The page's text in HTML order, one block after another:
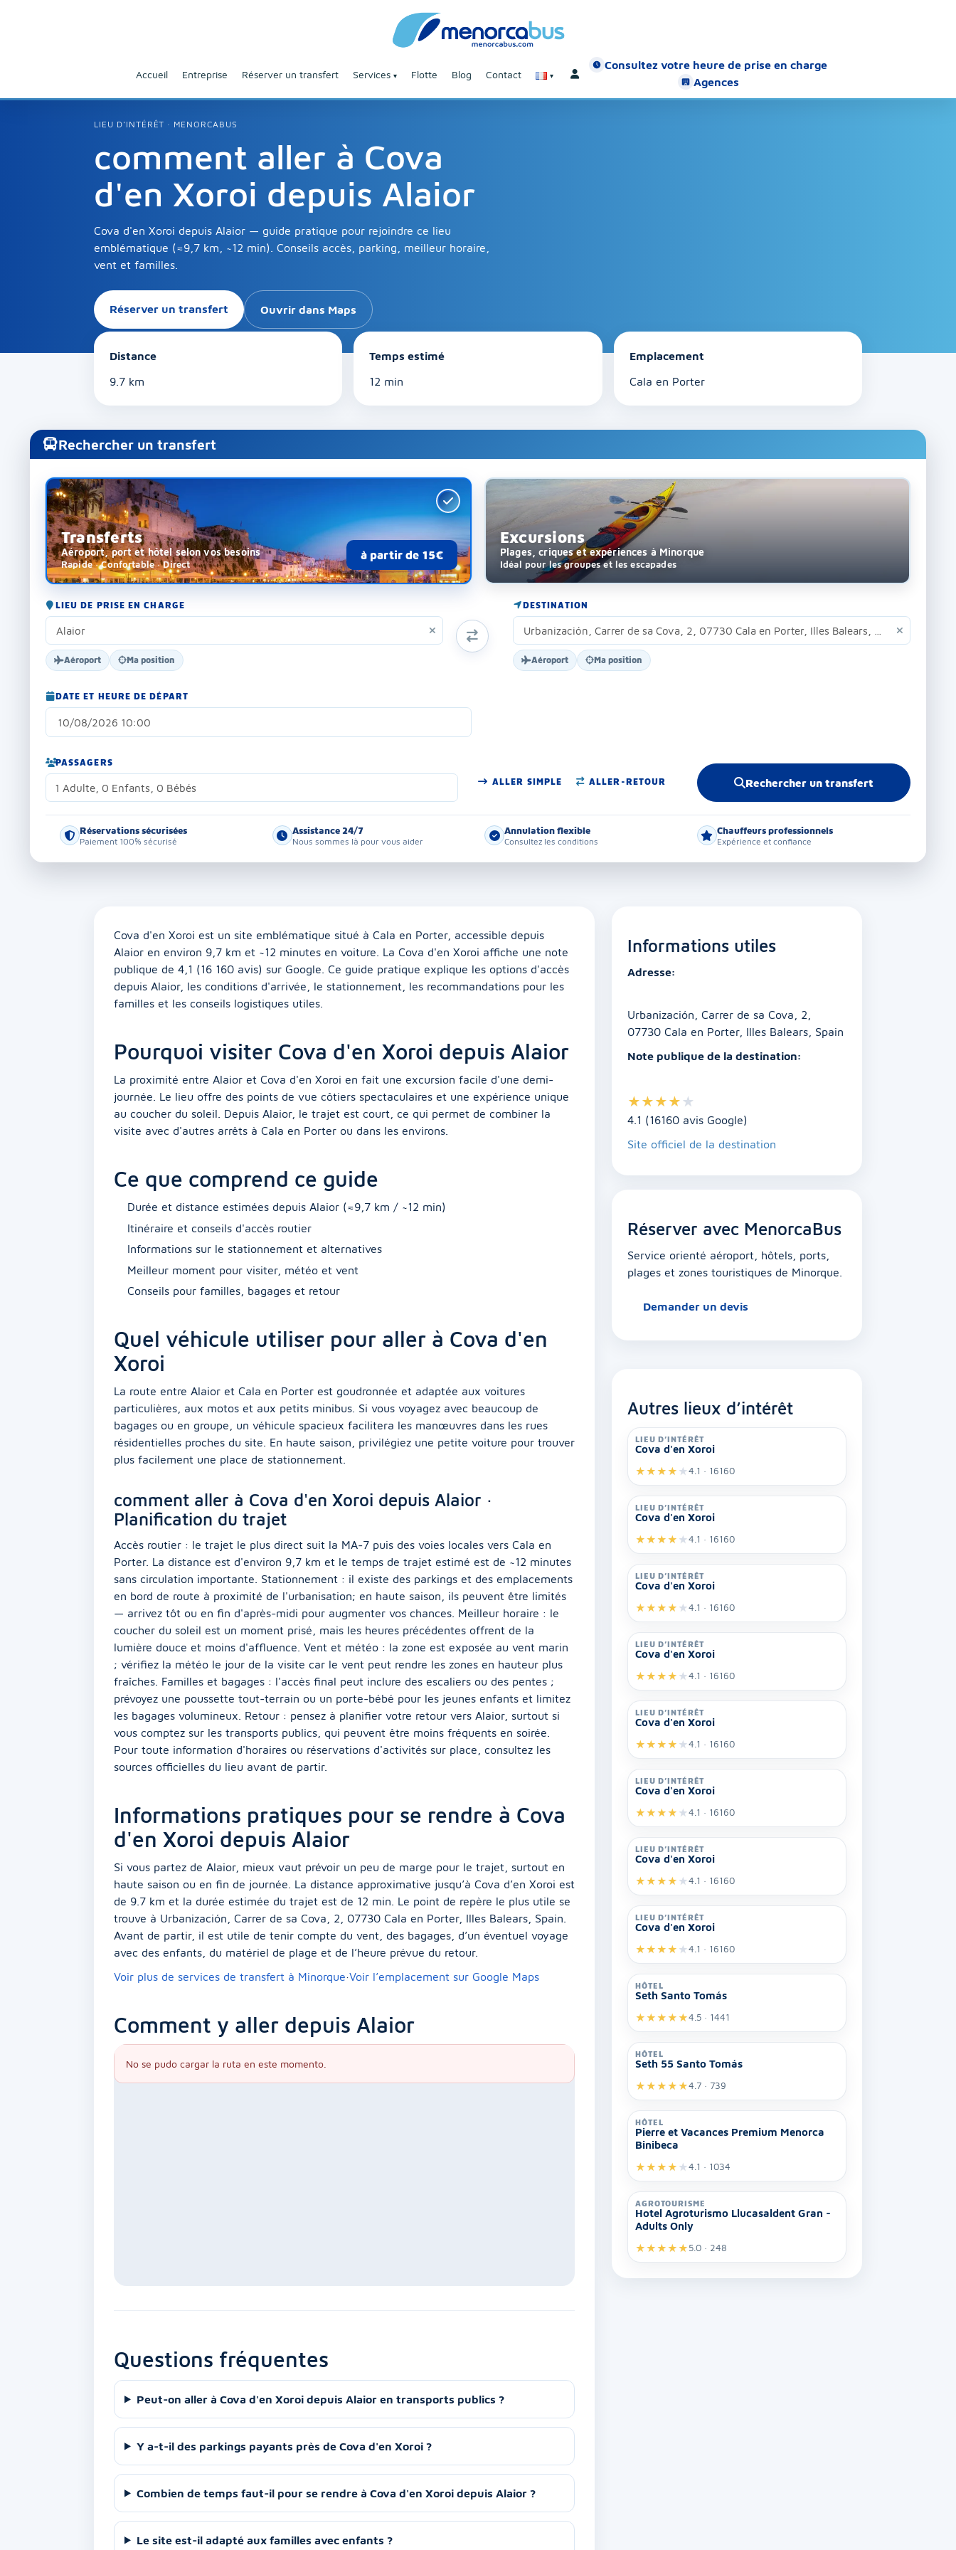
Accueil Entreprise Réserver un transfert Services Flotte Blog Contact
Consultez votre heure de prise en charge
Agences
LIEU D’INTÉRÊT · MENORCABUS
comment aller à Cova
d'en Xoroi depuis Alaior
Cova d'en Xoroi depuis Alaior — guide pratique pour rejoindre ce lieu
emblématique (≈9,7 km, ~12 min). Conseils accès, parking, meilleur horaire,
vent et familles.
Réserver un transfert Ouvrir dans Maps
Distance
9.7 km
Temps estimé
12 min
Emplacement
Cala en Porter
Rechercher un transfert
Transferts
Aéroport, port et hôtel selon vos besoins
Rapide · Confortable · Direct
à partir de 15€
Excursions
Plages, criques et expériences à Minorque
Idéal pour les groupes et les escapades
LIEU DE PRISE EN CHARGE
Aéroport Ma position
DESTINATION
Aéroport Ma position
INVERSER ORIGINE ET DESTINATION
DATE ET HEURE DE DÉPART
PASSAGERS
1 Adulte, 0 Enfants, 0 Bébés ALLER SIMPLE ALLER-RETOUR Rechercher un transfert
Réservations sécurisées
Paiement 100% sécurisé
Assistance 24/7
Nous sommes là pour vous aider
Annulation flexible
Consultez les conditions
Chauffeurs professionnels
Expérience et confiance
Cova d'en Xoroi est un site emblématique situé à Cala en Porter, accessible depuis
Alaior en environ 9,7 km et ~12 minutes en voiture. La Cova d'en Xoroi affiche une note
publique de 4,1 (16 160 avis) sur Google. Ce guide pratique explique les options d'accès
depuis Alaior, les conditions d'arrivée, le stationnement, les recommandations pour les
familles et les conseils logistiques utiles.
Pourquoi visiter Cova d'en Xoroi depuis Alaior
La proximité entre Alaior et Cova d'en Xoroi en fait une excursion facile d'une demi-
journée. Le lieu offre des points de vue côtiers spectaculaires et une expérience unique
au coucher du soleil. Depuis Alaior, le trajet est court, ce qui permet de combiner la
visite avec d'autres arrêts à Cala en Porter ou dans les environs.
Ce que comprend ce guide
Durée et distance estimées depuis Alaior (≈9,7 km / ~12 min)
Itinéraire et conseils d'accès routier
Informations sur le stationnement et alternatives
Meilleur moment pour visiter, météo et vent
Conseils pour familles, bagages et retour
Quel véhicule utiliser pour aller à Cova d'en
Xoroi
La route entre Alaior et Cala en Porter est goudronnée et adaptée aux voitures
particulières, aux motos et aux petits minibus. Si vous voyagez avec beaucoup de
bagages ou en groupe, un véhicule spacieux facilitera les manœuvres dans les rues
résidentielles proches du site. En haute saison, privilégiez une petite voiture pour trouver
plus facilement une place de stationnement.
comment aller à Cova d'en Xoroi depuis Alaior ·
Planification du trajet
Accès routier : le trajet le plus direct suit la MA-7 puis des voies locales vers Cala en
Porter. La distance est d'environ 9,7 km et le temps de trajet estimé est de ~12 minutes
sans circulation importante. Stationnement : il existe des parkings et des emplacements
en bord de route à proximité de l'urbanisation; en haute saison, ils peuvent être limités
— arrivez tôt ou en fin d'après-midi pour augmenter vos chances. Meilleur horaire : le
coucher du soleil est un moment prisé, mais les heures précédentes offrent de la
lumière douce et moins d'affluence. Vent et météo : la zone est exposée au vent marin
; vérifiez la météo le jour de la visite car le vent peut rendre les zones en hauteur plus
fraîches. Familles et bagages : l'accès final peut inclure des escaliers ou des pentes ;
prévoyez une poussette tout-terrain ou un porte-bébé pour les jeunes enfants et limitez
les bagages volumineux. Retour : pensez à planifier votre retour vers Alaior, surtout si
vous comptez sur les transports publics, qui peuvent être moins fréquents en soirée.
Pour toute information d'horaires ou réservations d'activités sur place, consultez les
sources officielles du lieu avant de partir.
Informations pratiques pour se rendre à Cova
d'en Xoroi depuis Alaior
Si vous partez de Alaior, mieux vaut prévoir un peu de marge pour le trajet, surtout en
haute saison ou en fin de journée. La distance approximative jusqu’à Cova d’en Xoroi est
de 9.7 km et la durée estimée du trajet est de 12 min. Le point de repère le plus utile se
trouve à Urbanización, Carrer de sa Cova, 2, 07730 Cala en Porter, Illes Balears, Spain.
Avant de partir, il est utile de tenir compte du vent, des bagages, d’un éventuel voyage
avec des enfants, du matériel de plage et de l’heure prévue du retour.
Voir plus de services de transfert à Minorque·Voir l’emplacement sur Google Maps
Comment y aller depuis Alaior
No se pudo cargar la ruta en este momento.
Questions fréquentes
Peut-on aller à Cova d'en Xoroi depuis Alaior en transports publics ?
Y a-t-il des parkings payants près de Cova d'en Xoroi ?
Combien de temps faut-il pour se rendre à Cova d'en Xoroi depuis Alaior ?
Le site est-il adapté aux familles avec enfants ?
Informations utiles
Adresse:
Urbanización, Carrer de sa Cova, 2,
07730 Cala en Porter, Illes Balears, Spain
Note publique de la destination:
★★★★ ★
4.1 (16160 avis Google)
Site officiel de la destination
Réserver avec MenorcaBus
Service orienté aéroport, hôtels, ports,
plages et zones touristiques de Minorque.
Demander un devis
Autres lieux d’intérêt
LIEU D’INTÉRÊT
Cova d'en Xoroi
★★★★ ★4.1 · 16160
LIEU D’INTÉRÊT
Cova d'en Xoroi
★★★★ ★4.1 · 16160
LIEU D’INTÉRÊT
Cova d'en Xoroi
★★★★ ★4.1 · 16160
LIEU D’INTÉRÊT
Cova d'en Xoroi
★★★★ ★4.1 · 16160
LIEU D’INTÉRÊT
Cova d'en Xoroi
★★★★ ★4.1 · 16160
LIEU D’INTÉRÊT
Cova d'en Xoroi
★★★★ ★4.1 · 16160
LIEU D’INTÉRÊT
Cova d'en Xoroi
★★★★ ★4.1 · 16160
LIEU D’INTÉRÊT
Cova d'en Xoroi
★★★★ ★4.1 · 16160
HÔTEL
Seth Santo Tomás
★★★★★4.5 · 1441
HÔTEL
Seth 55 Santo Tomás
★★★★★4.7 · 739
HÔTEL
Pierre et Vacances Premium Menorca
Binibeca
★★★★ ★4.1 · 1034
AGROTOURISME
Hotel Agroturismo Llucasaldent Gran -
Adults Only
★★★★★5.0 · 248